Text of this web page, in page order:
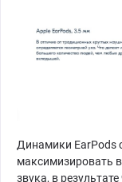
Динамики EarPods
максимизировать
звука, в